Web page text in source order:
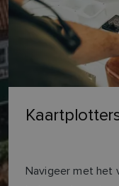
Navigeer met het